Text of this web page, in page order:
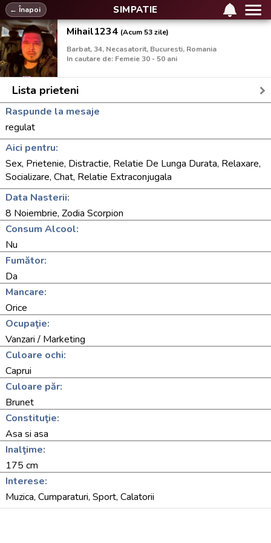
SIMPATIE
← Înapoi
Mihail1234 (Acum 53 zile)
Barbat, 34, Necasatorit, Bucuresti, Romania
In cautare de: Femeie 30 - 50 ani
Lista prieteni
Raspunde la mesaje
regulat
Aici pentru:
Sex, Prietenie, Distractie, Relatie De Lunga Durata, Relaxare,
Socializare, Chat, Relatie Extraconjugala
Data Nasterii:
8 Noiembrie, Zodia Scorpion
Consum Alcool:
Nu
Fumător:
Da
Mancare:
Orice
Ocupaţie:
Vanzari / Marketing
Culoare ochi:
Caprui
Culoare păr:
Brunet
Constituţie:
Asa si asa
Inalţime:
175 cm
Interese:
Muzica, Cumparaturi, Sport, Calatorii